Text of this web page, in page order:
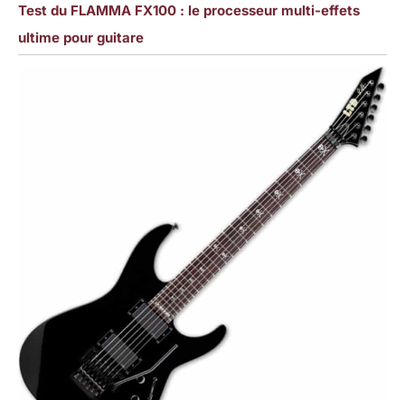
Test du FLAMMA FX100 : le processeur multi-effets
ultime pour guitare